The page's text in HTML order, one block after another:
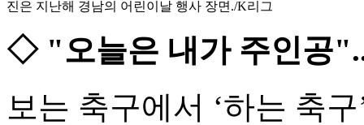
진은 지난해 경남의 어린이날 행사 장면./K리그
◇ "오늘은 내가 주인공
보는 축구에서 ‘하는 축